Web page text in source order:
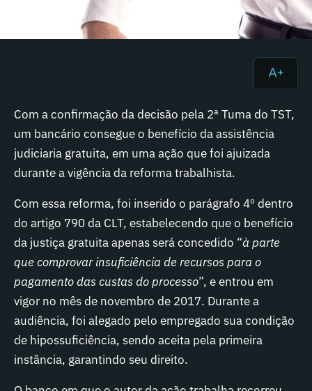
Com a confirmação da decisão pela 2ª Tuma do TST,
um bancário consegue o benefício da assistência
judiciaria gratuita, em uma ação que foi ajuizada
durante a vigência da reforma trabalhista.
Com essa reforma, foi inserido o parágrafo 4º dentro
do artigo 790 da CLT, estabelecendo que o benefício
da justiça gratuita apenas será concedido “à parte
que comprovar insuficiência de recursos para o
pagamento das custas do processo”, e entrou em
vigor no mês de novembro de 2017. Durante a
audiência, foi alegado pelo empregado sua condição
de hipossuficiência, sendo aceita pela primeira
instância, garantindo seu direito.